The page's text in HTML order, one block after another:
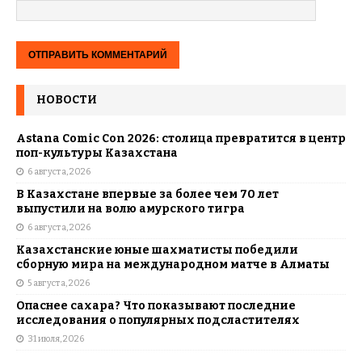
НОВОСТИ
Astana Comic Con 2026: столица превратится в центр
поп-культуры Казахстана
6 августа, 2026
В Казахстане впервые за более чем 70 лет
выпустили на волю амурского тигра
6 августа, 2026
Казахстанские юные шахматисты победили
сборную мира на международном матче в Алматы
5 августа, 2026
Опаснее сахара? Что показывают последние
исследования о популярных подсластителях
31 июля, 2026